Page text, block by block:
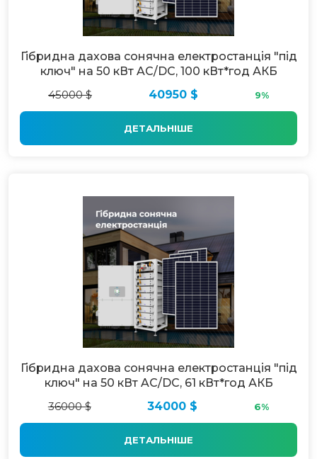
Гібридна дахова сонячна електростанція "під
ключ" на 50 кВт AC/DC, 100 кВт*год АКБ
45000 $
40950 $ 9%
ДЕТАЛЬНІШЕ
Гібридна дахова сонячна електростанція "під
ключ" на 50 кВт AC/DC, 61 кВт*год АКБ
36000 $
34000 $ 6%
ДЕТАЛЬНІШЕ